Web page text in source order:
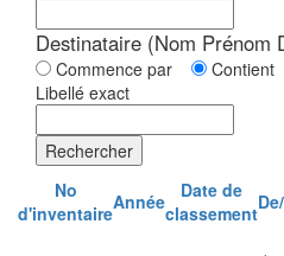
Destinataire (Nom Prénom
Commence par Contient
Libellé exact
Rechercher
No
d'inventaireAnnée
Date de
classement